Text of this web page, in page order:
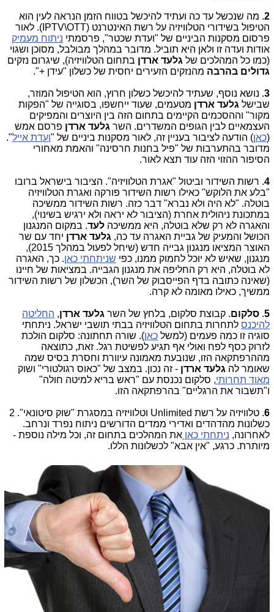
2. מה שנכשל עד כה ועתיד להיכשל בטווח הזמן הנראה לעין הוא
הטיפול בשידורי הטלוויזיה על רשת האינטרנט (IPTV\OTT). לאור
פרסום מסקנות הביניים של "ועדת שכטר", פרסמתי ניתוח מעמיק
אודות ועדה זו ולאן היא תוביל. מדובר במהלך מבולבל, מסוכן ושגוי
(כמו כל המהלכים של גלעד ארדן בתחום הטלוויזיה), שיגרום נזקים
גדולים בהרבה מהנזקים הזעירים יחסית של כשלון "עידן +".
3. נושא נוסף, שעתיד להיכשל כשלון חרוץ, הוא הטיפול המוזר,
שבישל גלעד ארדן מטעמים, שעוד ייחשפו, בסוגייה של "הפקות
מקור" וההסכמים הקיימים בתחום הזה בין היוצרים והמפיקים
העצמאיים לבין הגופים המשדרים. השר גלעד ארדן פרסם אמש
(כאן) הודעה לציבור בעניין זה, לאור מסקנות ביניים של "ועדת אייל".
מדובר בהתערבות של "פיל בחנות חרסינה" והאמת מאחורי
הסיפור ההזוי הזה עוד תצא לאור.
4. רשות השידור וביטול "אגרת הטלוויזיה". הציבור בישראל ברובו
"בלע את הלוקש" כאילו רשות השידור פורקה ואגרת הטלוויזיה
בוטלה. "לא היה ולא נברא" דבר כזה. רשות השידור ממשיכה
במתכונת ניהולית אחרת (הציבור לא יראה ולא ירגיש בשינוי),
והאגרה לא רק שלא בוטלה, היא ממשיכה לעד. במקום המנגנון
הכושל והמעיק של גביית האגרה עד כה, גלעד ארדן יחד עם שר
האוצר המציאו מנגנון גבייה חדש (שיחל לפעול במהלך 2015),
מנגנון, שאיש לא יוכל לחמוק ממנו, כפי שניתחתי כאן. כך, האגרה
לא בוטלה, היא רק החליפה את מנגנון הגבייה. במציאות של חיינו
(שאינה כתובה בדף הפייסבוק של השר), הכשלון של רשות השידור
ממשיך, כאילו מאומה לא קרה.
5
. סלקום. קבוצת סלקום, בלחץ של השר גלעד ארדן, החליטה
להיכנס לתחרות בתחום הטלוויזיה בבתי תושבי ישראל. ניתחתי
סוגיה זו כמה פעמים (למשל כאן). שורה תחתונה: סלקום הולכת
לזרוק כסף לפח ואולי אף תגיע לפשיטת רגל. זאת, כתוצאה
מההרפתקאה הזו, שנובעת מאמונה עיוורת וחסרת בסיס שמה
שאומר לה גלעד ארדן - זה נכון. במצב של "כאוס רגולטורי" ושוק
מאוד תחרותי, סלקום נכנסת עם "ראש בריא למיטה חולה"
ו"תשבור את הרגליים" בהרפתקאה הזו.
6
. טלוויזיה על רשת Unlimited וטלוויזיה במסגרת "שוק סיטונאי". 2
כשלונות מהדהדים ואדירי ממדים הדורשים ניתוח נפרד ונרחב.
לאחרונה, ניתחתי כאן את המהלכים בתחום זה, וכל מילה נוספת -
מיותרת. כרגע, "אין אבא" לכשלונות הללו.